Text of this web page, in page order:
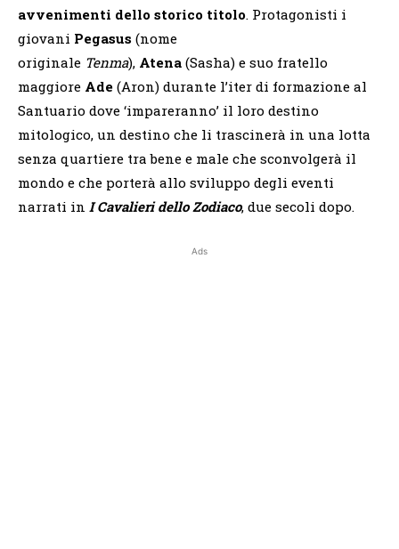
avvenimenti dello storico titolo. Protagonisti i
giovani Pegasus (nome
originale Tenma), Atena (Sasha) e suo fratello
maggiore Ade (Aron) durante l’iter di formazione al
Santuario dove ‘impareranno’ il loro destino
mitologico, un destino che li trascinerà in una lotta
senza quartiere tra bene e male che sconvolgerà il
mondo e che porterà allo sviluppo degli eventi
narrati in I Cavalieri dello Zodiaco, due secoli dopo.
Ads